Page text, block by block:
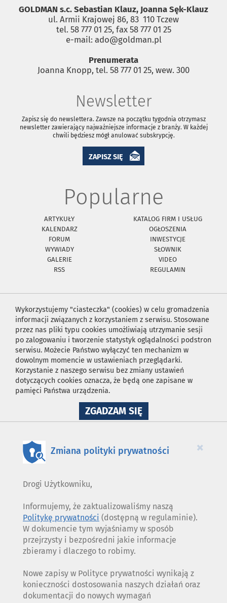
GOLDMAN s.c. Sebastian Klauz, Joanna Sęk-Klauz
ul. Armii Krajowej 86, 83 ­ 110 Tczew
tel. 58 777 01 25, fax 58 777 01 25
e-mail: ado@goldman.pl
Prenumerata
Joanna Knopp, tel. 58 777 01 25, wew. 300
Newsletter
Zapisz się do newslettera. Zawsze na początku tygodnia otrzymasz
newsletter zawierający najważniejsze informacje z branży. W każdej
chwili będziesz mógł anulować subskrypcję.
ZAPISZ SIĘ
Popularne
ARTYKUŁY
KATALOG FIRM I USŁUG
KALENDARZ
OGŁOSZENIA
FORUM
INWESTYCJE
WYWIADY
SŁOWNIK
GALERIE
VIDEO
RSS
REGULAMIN
Wykorzystujemy "ciasteczka" (cookies) w celu gromadzenia
informacji związanych z korzystaniem z serwisu. Stosowane
przez nas pliki typu cookies umożliwiają utrzymanie sesji
po zalogowaniu i tworzenie statystyk oglądalności podstron
serwisu. Możecie Państwo wyłączyć ten mechanizm w
dowolnym momencie w ustawieniach przeglądarki.
Korzystanie z naszego serwisu bez zmiany ustawień
dotyczących cookies oznacza, że będą one zapisane w
pamięci Państwa urządzenia.
ZGADZAM SIĘNA
WYKORZYSTANIE
×
Zmiana polityki prywatności
Drogi Użytkowniku,
Informujemy, że zaktualizowaliśmy naszą
Politykę prywatności (dostępną w regulaminie).
W dokumencie tym wyjaśniamy w sposób
przejrzysty i bezpośredni jakie informacje
zbieramy i dlaczego to robimy.
Nowe zapisy w Polityce prywatności wynikają z
konieczności dostosowania naszych działań oraz
dokumentacji do nowych wymagań